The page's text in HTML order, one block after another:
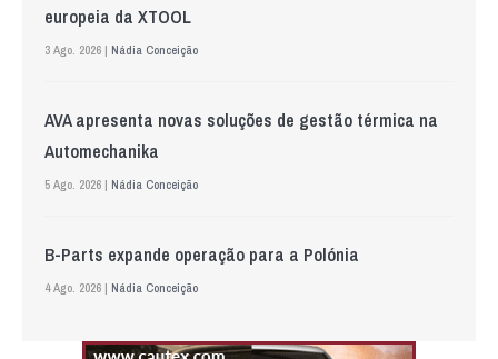
europeia da XTOOL
3 Ago. 2026 | Nádia Conceição
AVA apresenta novas soluções de gestão térmica na
Automechanika
5 Ago. 2026 | Nádia Conceição
B-Parts expande operação para a Polónia
4 Ago. 2026 | Nádia Conceição